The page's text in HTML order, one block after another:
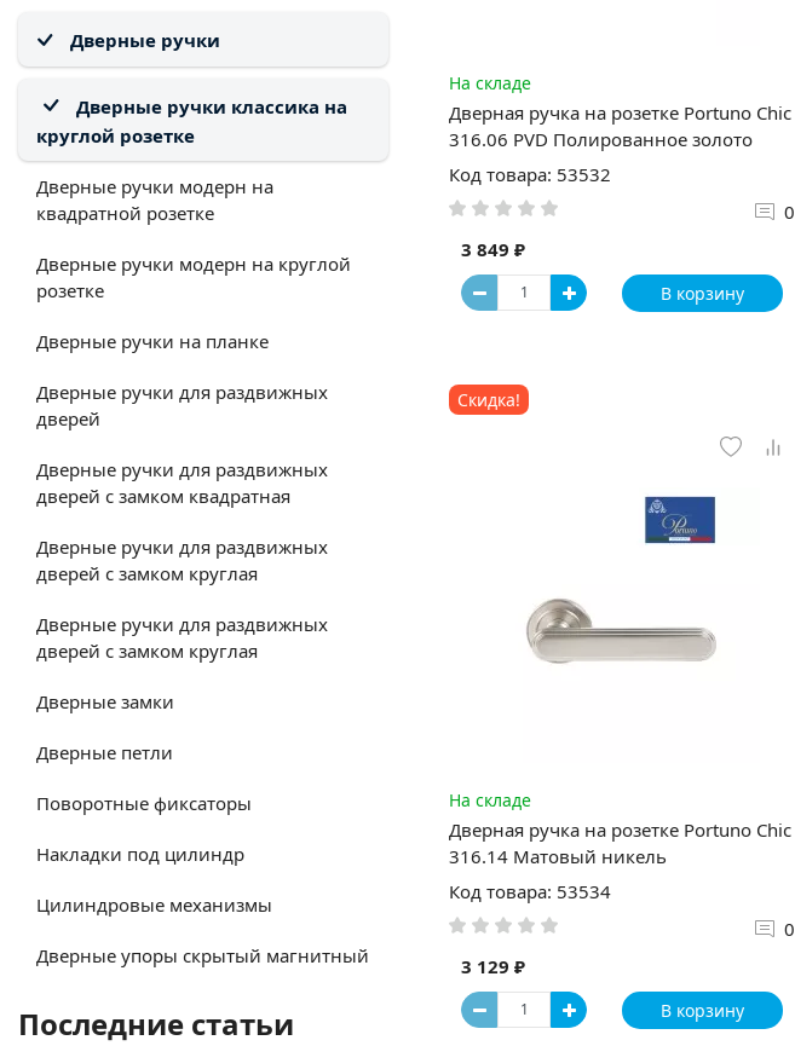
Дверные ручки
Дверные ручки классика на
круглой розетке
Дверные ручки модерн на
квадратной розетке
Дверные ручки модерн на круглой
розетке
Дверные ручки на планке
Дверные ручки для раздвижных
дверей
Дверные ручки для раздвижных
дверей с замком квадратная
Дверные ручки для раздвижных
дверей с замком круглая
Дверные ручки для раздвижных
дверей с замком круглая
Дверные замки
Дверные петли
Поворотные фиксаторы
Накладки под цилиндр
Цилиндровые механизмы
Дверные упоры скрытый магнитный
Последние статьи
На складе
Дверная ручка на розетке Portuno Chic
316.06 PVD Полированное золото
Код товара: 53532
0
3 849 ₽
В корзину
Скидка!
На складе
Дверная ручка на розетке Portuno Chic
316.14 Матовый никель
Код товара: 53534
0
3 129 ₽
В корзину